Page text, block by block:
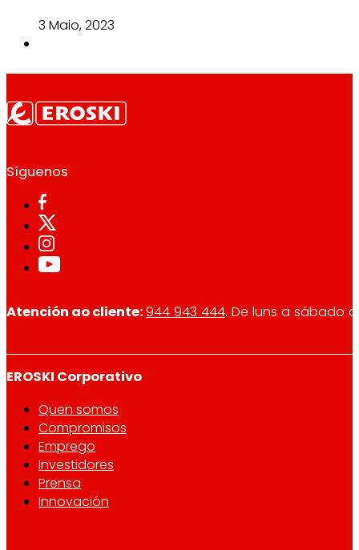
3 Maio, 2023
Síguenos
Atención ao cliente:944 943 444. De luns a sábado
EROSKI Corporativo
Quen somos
Compromisos
Emprego
Investidores
Prensa
Innovación